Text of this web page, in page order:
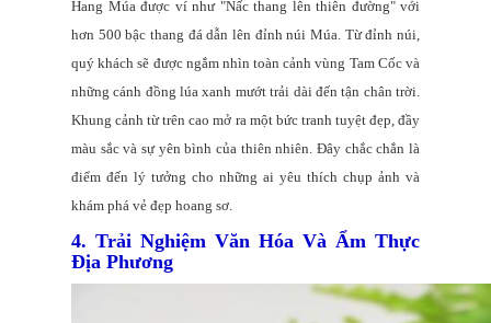
Hang Múa được ví như "Nấc thang lên thiên đường" với
hơn 500 bậc thang đá dẫn lên đỉnh núi Múa. Từ đỉnh núi,
quý khách sẽ được ngắm nhìn toàn cảnh vùng Tam Cốc và
những cánh đồng lúa xanh mướt trải dài đến tận chân trời.
Khung cảnh từ trên cao mở ra một bức tranh tuyệt đẹp, đầy
màu sắc và sự yên bình của thiên nhiên. Đây chắc chắn là
điểm đến lý tưởng cho những ai yêu thích chụp ảnh và
khám phá vẻ đẹp hoang sơ.
4. Trải Nghiệm Văn Hóa Và Ẩm Thực
Địa Phương